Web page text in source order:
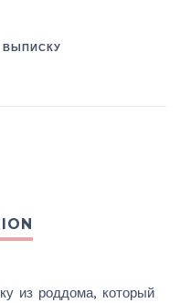
из роддома, который